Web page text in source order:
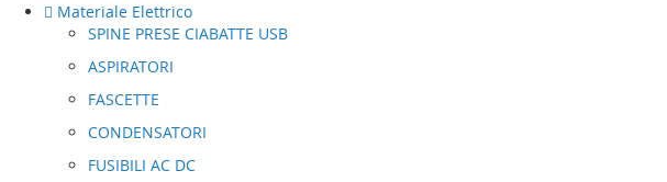
Materiale Elettrico
SPINE PRESE CIABATTE USB
ASPIRATORI
FASCETTE
CONDENSATORI
FUSIBILI AC DC